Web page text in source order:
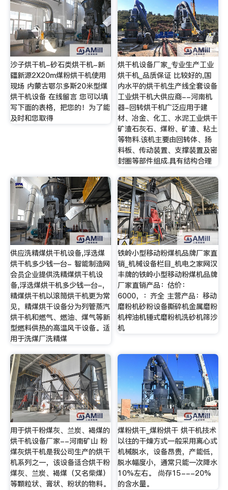
沙子烘干机-砂石类烘干机-新
疆新源2X20m煤粉烘干机使用
现场 内蒙古鄂尔多斯20米型煤
烘干机设备 在线留言 您可以填
写下面的表格，把您的！为了能
及时和您取得
烘干机设备厂家_专业生产工业
烘干机_品质保证 比较好的,国
内水平的烘干机生产线全套设备
工业烘干机大供应商--河南机
器-回转烘干机广泛应用于建
材、冶金、化工、水泥工业烘干
矿渣石灰石、煤粉、矿渣、粘土
等物料.该机主要由回转体、扬
料板、传动装置、支撑装置及密
封圈等部件组成.具有结构合理
供应洗精煤烘干机设备,浮选煤
烘干机多少钱一台- 智能制造网
会员企业提供洗精煤烘干机设
备,浮选煤烘干机多少钱一台-,
精煤烘干机以滚筒烘干机更为常
见，精煤烘干设备分为列管蒸汽
烘干机和燃气、燃油、煤气等新
型燃料供热的高温风干设备。适
用于洗煤厂洗精煤
铁岭小型移动粉煤机品牌厂家直
销_机械设备栏目_机电之家网汉
丰牌的铁岭小型移动粉煤机品牌
厂家直销产品：估价：
6000，：齐全 主营产品：移动
磨粉机砂粉设备撕碎机金属磨粉
机榨油机锤式磨粉机洗砂机筛沙
机
用于烘干粉煤灰、兰炭、褐煤的
烘干机设备厂家--河南矿山 粉
煤灰烘干机是我公司生产的烘干
机系列之一，该设备适合烘干粉
煤灰、兰炭、褐煤（又名柴煤）
等颗粒状、膏状、粉状的物料。
煤粉烘干_煤粉烘干 烘干机技术
以往的干燥方式一般采用离心式
机械脱水，设备昂贵，产能低，
脱水幅度小，通常只能一次降水
10%左右。 尚存15---20%
的含水量。